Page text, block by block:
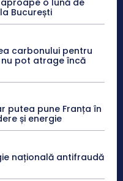
București
carbonului pentru
pot atrage încă
putea pune Franța în
și energie
națională antifraudă